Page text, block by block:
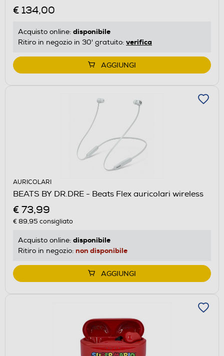
€ 134,00
Acquisto online: disponibile
Ritiro in negozio in 30' gratuito: verifica
AGGIUNGI
AURICOLARI
BEATS BY DR.DRE - Beats Flex auricolari wireless
€ 73,99
€ 89,95 consigliato
Acquisto online: disponibile
Ritiro in negozio: non disponibile
AGGIUNGI